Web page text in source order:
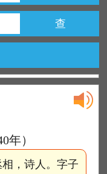
查
年）
，诗人。字子